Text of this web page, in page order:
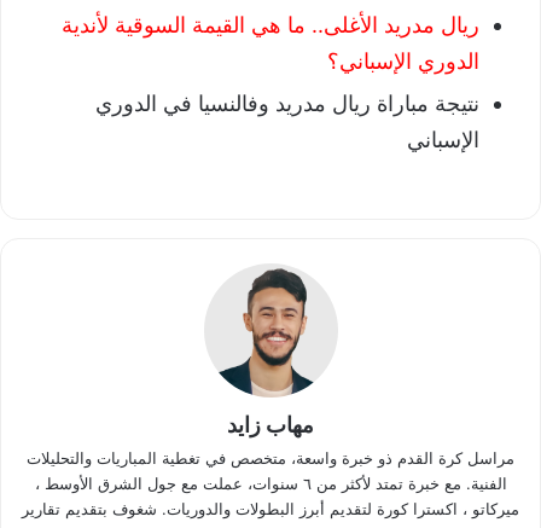
ريال مدريد الأغلى.. ما هي القيمة السوقية لأندية
الدوري الإسباني؟
نتيجة مباراة ريال مدريد وفالنسيا في الدوري
الإسباني
مهاب زايد
مراسل كرة القدم ذو خبرة واسعة، متخصص في تغطية المباريات والتحليلات
الفنية. مع خبرة تمتد لأكثر من ٦ سنوات، عملت مع جول الشرق الأوسط ،
ميركاتو ، اكسترا كورة لتقديم أبرز البطولات والدوريات. شغوف بتقديم تقارير